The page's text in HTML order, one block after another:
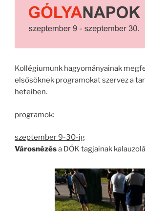
Kollégiumunk hagyományainak
elsősöknek programokat szervez a
heteiben.
programok:
szeptember 9-30-ig
Városnézésa DÖK tagjainak